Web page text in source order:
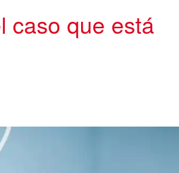
caso que está